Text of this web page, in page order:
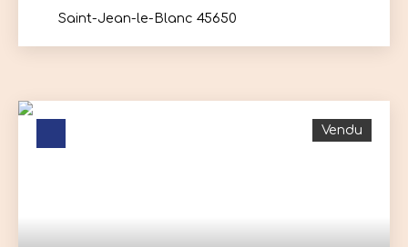
Saint-Jean-le-Blanc 45650
Vendu